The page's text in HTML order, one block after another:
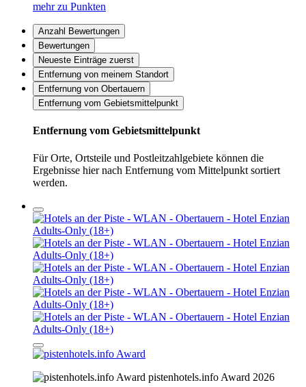
mehr zu Punkten
Anzahl Bewertungen
Bewertungen
Neueste Einträge zuerst
Entfernung von meinem Standort
Entfernung von Obertauern
Entfernung vom Gebietsmittelpunkt
Entfernung vom Gebietsmittelpunkt
Für Orte, Ortsteile und Postleitzahlgebiete können die
Ergebnisse hier nach Entfernung vom Mittelpunkt sortiert
werden.
pistenhotels.info Award 2026